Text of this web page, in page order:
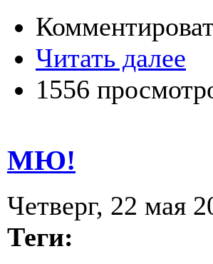
Читать далее
1556
МЮ!
Четверг, 22 мая
Теги: